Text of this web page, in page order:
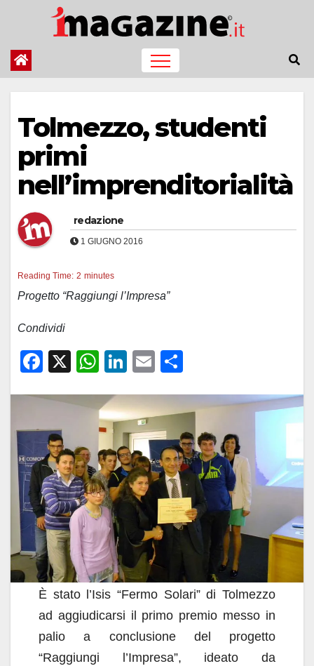
contenuto
Tolmezzo, studenti
primi
nell’imprenditorialità
redazione
1 GIUGNO 2016
Reading Time: 2 minutes
Progetto “Raggiungi l’Impresa”
Condividi
F
c
e
b
o
o
k
X
W
at
s
A
p
p
Li
k
e
dI
n
E
ail n
di
vi
di
È stato l’Isis “Fermo Solari” di Tolmezzo
ad aggiudicarsi il primo premio messo in
palio a conclusione del progetto
“Raggiungi l’Impresa”, ideato da